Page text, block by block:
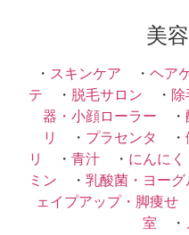
美
・ スキンケア ・ ヘア
テ ・ 脱毛サロン ・ 除
器・小顔ローラー ・
リ
・ プラセンタ ・
リ
・ 青汁 ・ にんにく
ミン ・ 乳酸菌・ヨーグ
ェイプアップ・脚痩せ
室 ・